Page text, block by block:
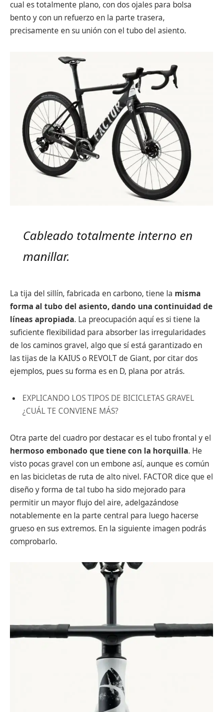
cual es totalmente plano, con dos ojales para bolsa
bento y con un refuerzo en la parte trasera,
precisamente en su unión con el tubo del asiento.
Cableado totalmente interno en
manillar.
La tija del sillín, fabricada en carbono, tiene la misma
forma al tubo del asiento, dando una continuidad de
líneas apropiada. La preocupación aquí es si tiene la
suficiente flexibilidad para absorber las irregularidades
de los caminos gravel, algo que sí está garantizado en
las tijas de la KAIUS o REVOLT de Giant, por citar dos
ejemplos, pues su forma es en D, plana por atrás.
EXPLICANDO LOS TIPOS DE BICICLETAS GRAVEL
¿CUÁL TE CONVIENE MÁS?
Otra parte del cuadro por destacar es el tubo frontal y el
hermoso embonado que tiene con la horquilla. He
visto pocas gravel con un embone así, aunque es común
en las bicicletas de ruta de alto nivel. FACTOR dice que el
diseño y forma de tal tubo ha sido mejorado para
permitir un mayor flujo del aire, adelgazándose
notablemente en la parte central para luego hacerse
grueso en sus extremos. En la siguiente imagen podrás
comprobarlo.